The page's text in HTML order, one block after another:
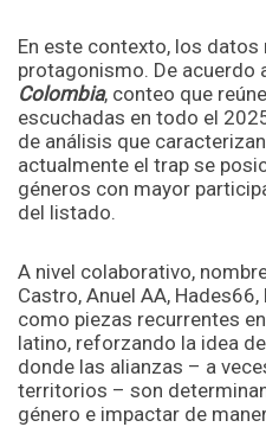
En este contexto, los datos
protagonismo. De acuerdo
Colombia, conteo que
escuchadas en todo el
de análisis que
actualmente el trap se
géneros con mayor
del listado.
A nivel colaborativo,
Castro, Anuel AA, Hades66,
como piezas recurrentes
latino, reforzando la idea
donde las alianzas – a
territorios – son
género e impactar de